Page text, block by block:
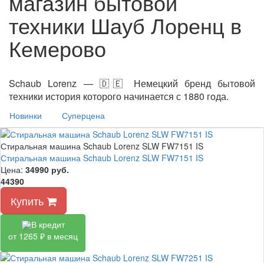
техники Шауб Лоренц в
Кемерово
Schaub Lorenz — 🇩🇪 Немецкий бренд бытовой
техники история которого начинается с 1880 года.
Новинки Суперцена
Стиральная машина Schaub Lorenz SLW FW7151 IS
Стиральная машина Schaub Lorenz SLW FW7151 IS
Цена: 34990 руб.
44390
Купить
В кредит
от 1265 ₽ в месяц